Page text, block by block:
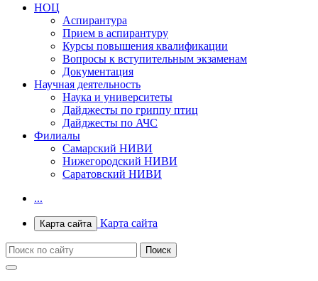
НОЦ
Аспирантура
Прием в аспирантуру
Курсы повышения квалификации
Вопросы к вступительным экзаменам
Документация
Научная деятельность
Наука и университеты
Дайджесты по гриппу птиц
Дайджесты по АЧС
Филиалы
Самарский НИВИ
Нижегородский НИВИ
Саратовский НИВИ
...
Карта сайта Карта сайта